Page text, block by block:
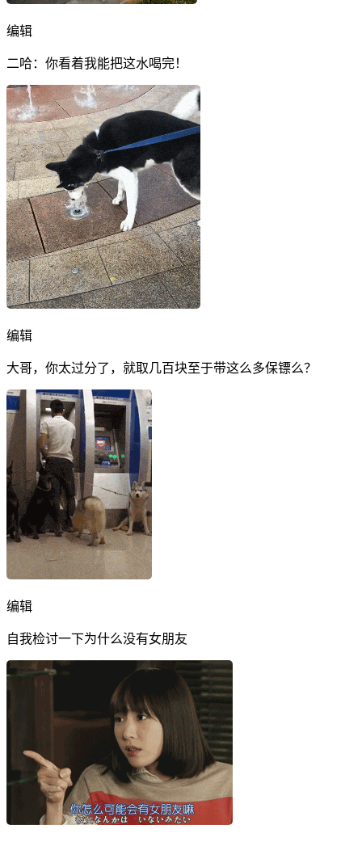
编辑
二哈：你看着我能把这水喝完！
编辑
大哥，你太过分了，就取几百块至于带这么多保镖么？
编辑
自我检讨一下为什么没有女朋友